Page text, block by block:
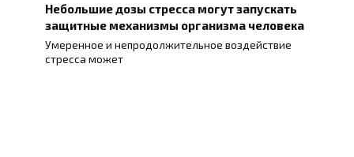
Небольшие дозы стресса могут запускать
защитные механизмы организма человека
Умеренное и непродолжительное воздействие
стресса может